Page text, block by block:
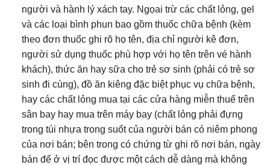
người và hành lý xách tay. Ngọai trừ các chất lỏng, gel
và các loại bình phun bao gồm thuốc chữa bệnh (kèm
theo đơn thuốc ghi rõ họ tên, địa chỉ người kê đơn,
người sử dụng thuốc phù hợp với họ tên trên vé hành
khách), thức ăn hay sữa cho trẻ sơ sinh (phải có trẻ sơ
sinh đi cùng), đồ ăn kiêng đặc biệt phục vụ chữa bệnh,
hay các chất lỏng mua tại các cửa hàng miễn thuế trên
sân bay hay mua trên máy bay (chất lỏng phải đựng
trong túi nhựa trong suốt của người bán có niêm phong
của nơi bán; bên trong có chứng từ ghi rõ nơi bán, ngày
bán để ở vị trí đọc được một cách dễ dàng mà không